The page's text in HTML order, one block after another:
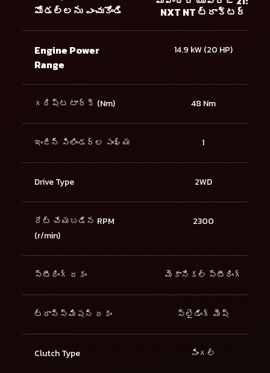
మోడల్లను ఎంచుకోండి
NXT NT ట్రాక్టర్
Engine Power
Range
14.9 kW (20 HP)
గరిష్ట టార్క్ (Nm) 48 Nm
ఇంజిన్ సిలిండర్ల సంఖ్య 1
Drive Type 2WD
రేట్ చేయబడిన RPM
(r/min)
2300
స్టీరింగ్ రకం మెకానికల్ స్టీరింగ్
ట్రాన్స్మిషన్ రకం స్లైడింగ్ మెష్
Clutch Type సింగల్